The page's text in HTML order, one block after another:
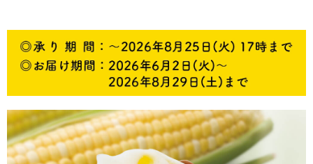
5,001円以上 4,001円～5,000円
3,001円～4,000円 2,001円～3,000円
1,000円以下